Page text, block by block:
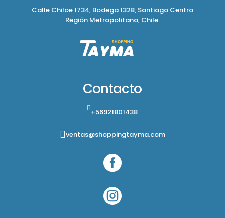
Calle Chiloe 1734, Bodega 1328, Santiago Centro
Región Metropolitana, Chile.
Contacto
+56921801438
ventas@shoppingtayma.com

